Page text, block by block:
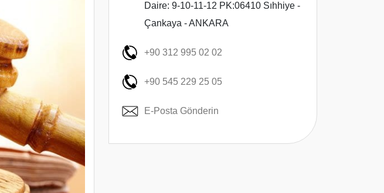
Daire: 9-10-11-12 PK:06410 Sıhhiye -
Çankaya - ANKARA
+90 312 995 02 02
+90 545 229 25 05
E-Posta Gönderin